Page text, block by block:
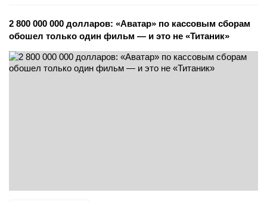
2 800 000 000 долларов: «Аватар» по кассовым сборам
обошел только один фильм — и это не «Титаник»